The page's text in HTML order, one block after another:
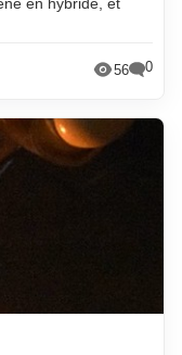
en hybride, et
56 0